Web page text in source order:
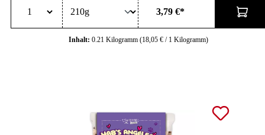
Inhalt: 0.21 Kilogramm (18,05 € / 1 Kilogramm)
3,79 €*